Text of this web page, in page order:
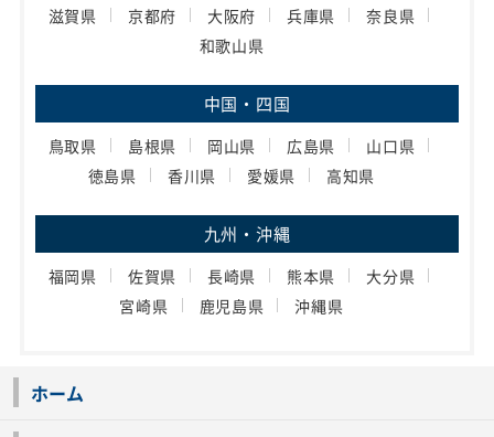
滋賀県 京都府 大阪府 兵庫県
奈良県
和歌山県
中国・四国
鳥取県 島根県 岡山県 広島県
山口県
徳島県
香川県 愛媛県 高知県
九州・沖縄
福岡県 佐賀県 長崎県 熊本県
大分県
宮崎県
鹿児島県 沖縄県
ホーム